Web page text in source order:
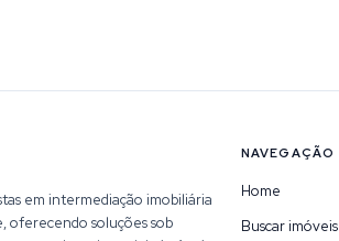
em intermediação imobiliária
oferecendo soluções sob
NAVEGAÇÃO
Home
Buscar imóveis